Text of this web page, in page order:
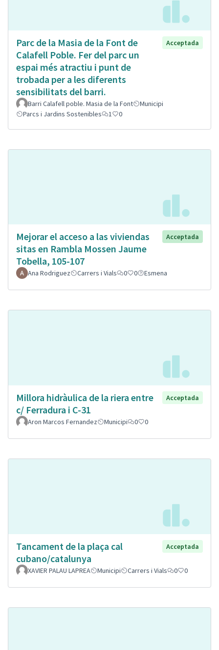
Parc de la Masia de la Font de
Calafell Poble. Fer del parc un
espai més atractiu i punt de
trobada per a les diferents
sensibilitats del barri.
Acceptada
Barri Calafell poble. Masia de la Font
Municipi
Parcs i Jardins Sostenibles
1 0
Mejorar el acceso a las viviendas
sitas en Rambla Mossen Jaume
Tobella, 105-107
Acceptada
Ana Rodriguez Carrers i Vials 0 0 Esmena
Millora hidràulica de la riera entre
c/ Ferradura i C-31
Acceptada
Aron Marcos Fernandez Municipi 0 0
Tancament de la plaça cal
cubano/catalunya
Acceptada
XAVIER PALAU LAPREA Municipi Carrers i Vials 0 0